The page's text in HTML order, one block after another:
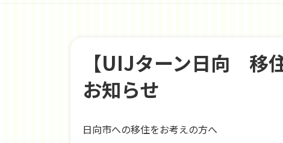
【UIJターン日向 移
お知らせ
日向市への移住をお考えの方へ